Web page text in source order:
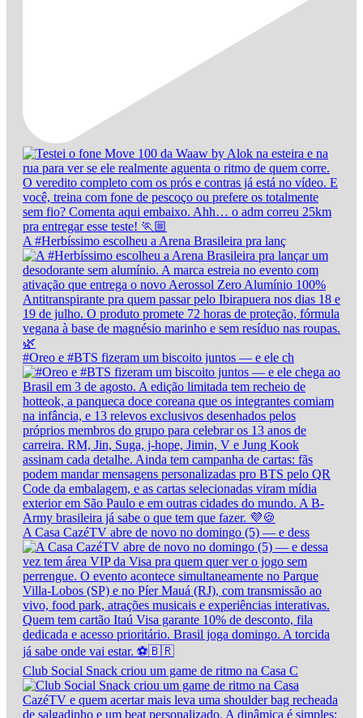
A #Herbíssimo escolheu a Arena Brasileira pra lanç
#Oreo e #BTS fizeram um biscoito juntos — e ele ch
A Casa CazéTV abre de novo no domingo (5) — e dess
Club Social Snack criou um game de ritmo na Casa C